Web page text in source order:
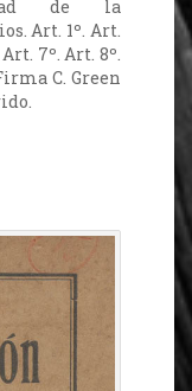
de la
Art. 1º. Art.
7º. Art. 8º.
C. Green